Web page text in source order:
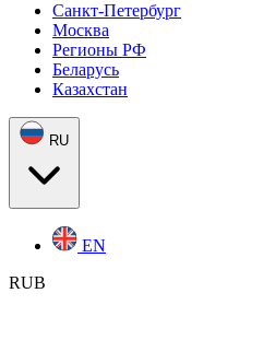
Санкт-Петербург
Москва
Регионы РФ
Беларусь
Казахстан
RU
EN
RUB